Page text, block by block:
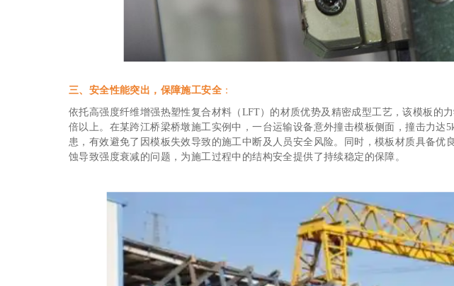
三、安全性能突出，保障施工安全：
依托高强度纤维增强热塑性复合材料（LFT）的材质优势及精密成型工艺，该模板
倍以上。在某跨江桥梁桥墩施工实例中，一台运输设备意外撞击模板侧面，撞击力
患，有效避免了因模板失效导致的施工中断及人员安全风险。同时，模板材质具备
蚀导致强度衰减的问题，为施工过程中的结构安全提供了持续稳定的保障。